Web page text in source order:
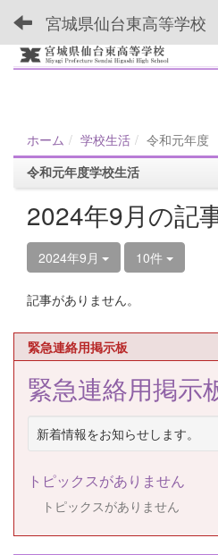
宮城県仙台東高等学校
ホーム 学校生活
令和元年度
令和元年度学校生活
2024年9月の記
2024年9月 10件
記事がありません。
緊急連絡用掲示板
緊急連絡用掲示
新着情報をお知らせします。
トピックスがありません
トピックスがありません